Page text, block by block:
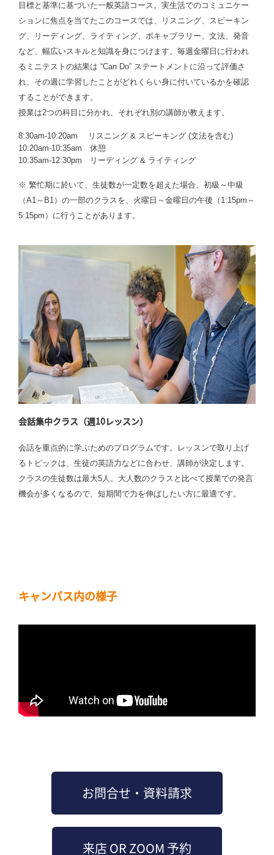
目標と基準に基づいた一般英語コース。実生活でのコミュニケー
ションに焦点を当てたこのコースでは、リスニング、スピーキン
グ、リーディング、ライティング、ボキャブラリー、文法、発音
など、幅広いスキルと知識を身につけます。毎週金曜日に行われ
るミニテストの結果は “Can Do” ステートメントに沿って評価さ
れ、その週に学習したことがどれくらい身に付いているかを確認
することができます。
授業は2つの科目に分かれ、それぞれ別の講師が教えます。
8:30am-10:20am リスニング & スピーキング (文法を含む)
10:20am-10:35am 休憩
10:35am-12:30pm リーディング & ライティング
※ 繁忙期に於いて、生徒数が一定数を超えた場合、初級～中級
（A1～B1）の一部のクラスを、 火曜日～金曜日の午後（1:15pm～
5:15pm） に行うことがあります。
会話集中クラス（週10レッスン）
会話を重点的に学ぶためのプログラムです。レッスンで取り上げ
るトピックは、生徒の英語力などに合わせ、講師が決定します。
クラスの生徒数は最大5人。大人数のクラスと比べて授業での発言
機会が多くなるので、短期間で力を伸ばしたい方に最適です。
キャンパス内の様子
お問合せ・資料請求
来店 OR ZOOM 予約